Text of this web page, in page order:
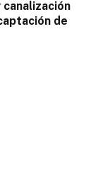
de